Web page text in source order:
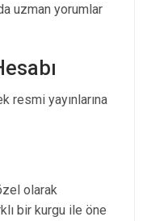
uzman yorumlar
resmi yayınlarına
olarak
bir kurgu ile öne